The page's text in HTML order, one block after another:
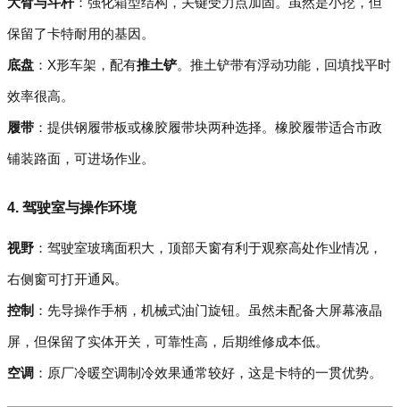
保留了卡特耐用的基因。
底盘 ：X形车架，配有推土铲。推土铲带有浮动功能，回填找平时
效率很高。
履带 ：提供钢履带板或橡胶履带块两种选择。橡胶履带适合市政
铺装路面，可进场作业。
4. 驾驶室与操作环境
视野 ：驾驶室玻璃面积大，顶部天窗有利于观察高处作业情况，
右侧窗可打开通风。
控制 ：先导操作手柄，机械式油门旋钮。虽然未配备大屏幕液晶
屏，但保留了实体开关，可靠性高，后期维修成本低。
空调 ：原厂冷暖空调制冷效果通常较好，这是卡特的一贯优势。